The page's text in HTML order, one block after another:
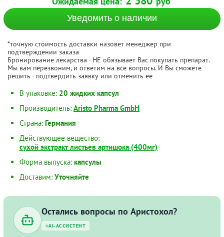
Уведомить о наличии
*точную стоимость доставки назовет менеджер при
подтверждении заказа
Бронирование лекарства - НЕ обязывает Вас покупать препарат.
Мы вам перезвоним, и ответим на все вопросы. И Вы сможете
решить - подтвердить заявку или отменить ее
В упаковке: 20 жидких капсул
Производитель: Aristo Pharma GmbH
Страна: Германия
Действующее вещество:
сухой экстракт листьев артишока (400мг)
Форма выпуска: капсулы
Доставим: Уточняйте
Остались вопросы по Аристохол?
AI-АССИСТЕНТ